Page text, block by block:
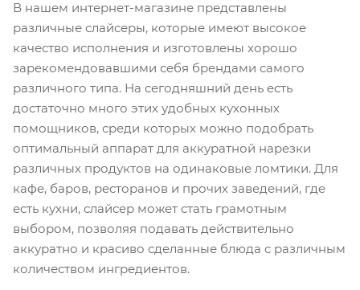
В нашем интернет-магазине представлены
различные слайсеры, которые имеют высокое
качество исполнения и изготовлены хорошо
зарекомендовавшими себя брендами самого
различного типа. На сегодняшний день есть
достаточно много этих удобных кухонных
помощников, среди которых можно подобрать
оптимальный аппарат для аккуратной нарезки
различных продуктов на одинаковые ломтики. Для
кафе, баров, ресторанов и прочих заведений, где
есть кухни, слайсер может стать грамотным
выбором, позволяя подавать действительно
аккуратно и красиво сделанные блюда с различным
количеством ингредиентов.